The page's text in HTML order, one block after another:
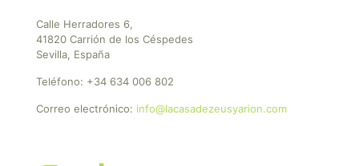
Calle Herradores 6,
41820 Carrión de los Céspedes
Sevilla, España
Teléfono: +34 634 006 802
Correo electrónico: info@lacasadezeusyarion.com